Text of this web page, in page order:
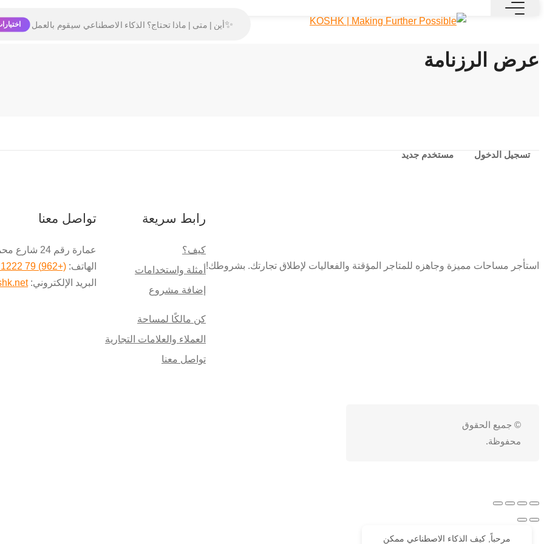
✨
عرض الرزنامة
تسجيل الدخول مستخدم جديد
استأجر مساحات مميزة وجاهزه للمتاجر المؤقتة والفعاليات لإطلاق تجارتك. بشروطك!
رابط سريعة
كيف؟
أمثلة واستخدامات
إضافة مشروع
كن مالكًا لمساحة
العملاء والعلامات التجارية
تواصل معنا
تواصل معنا
عمارة رقم 24 شارع محمود الموسى عبيدات, عمان, الأردن
الهاتف: (+962) 79 1222 450
البريد الإلكتروني:
© جميع الحقوق
محفوظة.
مرحباً, كيف الذكاء الاصطناعي ممكن